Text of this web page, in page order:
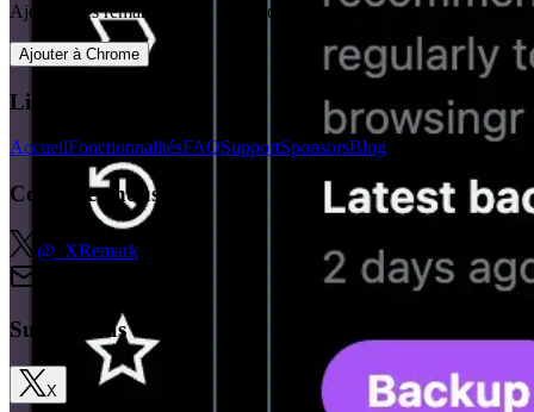
Ajoutez des remarques aux utilisateurs 𝕏
Ajouter à Chrome
Liens rapides
AccueilFonctionnalitésFAQSupportSponsorsBlog
Contactez-nous
@_XRemark
Suivez-nous
X